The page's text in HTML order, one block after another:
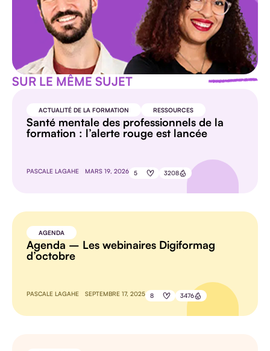
SUR LE MÊME SUJET
ACTUALITÉ DE LA FORMATION RESSOURCES
Santé mentale des professionnels de la
formation : l’alerte rouge est lancée
PASCALE LAGAHE MARS 19, 2026 5 3208
AGENDA
Agenda – Les webinaires Digiformag
d’octobre
PASCALE LAGAHE SEPTEMBRE 17, 2025 8 3476